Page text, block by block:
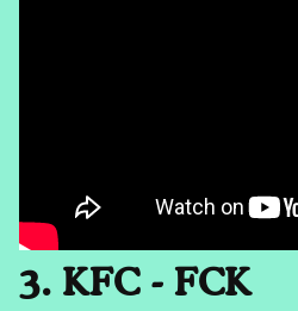
3. KFC - FCK